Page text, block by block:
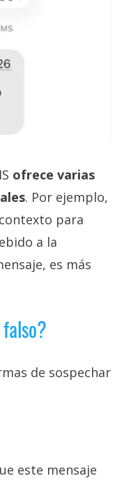
ofrece varias
. Por ejemplo,
para
a la
es más
de sospechar
este mensaje